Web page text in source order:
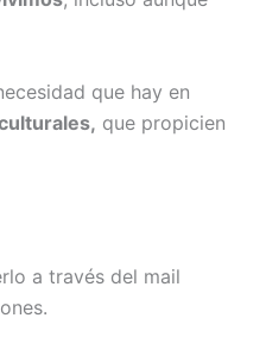
que hay en
que propicien
a través del mail